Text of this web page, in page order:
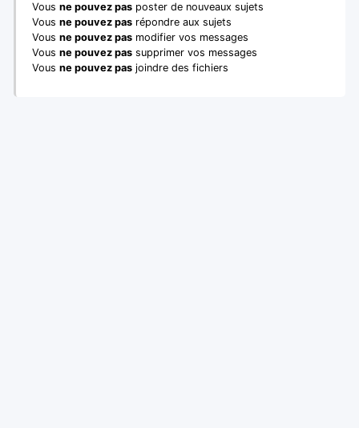
Vous ne pouvez pas poster de nouveaux sujets
Vous ne pouvez pas répondre aux sujets
Vous ne pouvez pas modifier vos messages
Vous ne pouvez pas supprimer vos messages
Vous ne pouvez pas joindre des fichiers